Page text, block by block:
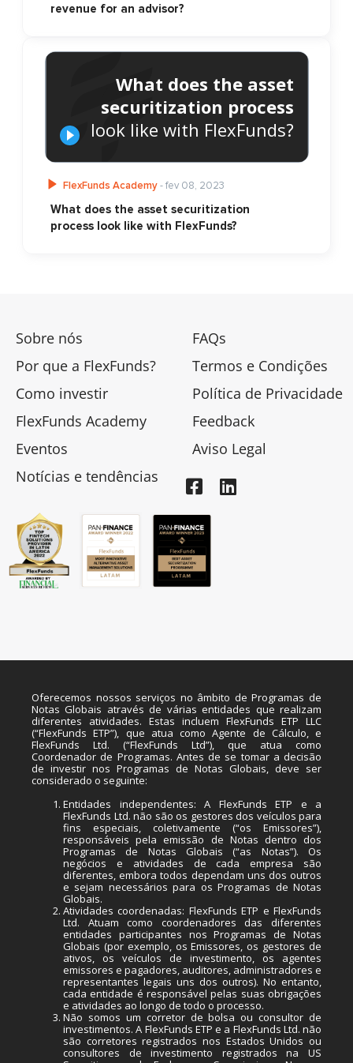
revenue for an advisor?
What does the asset
securitization process
look like with FlexFunds?
FlexFunds Academy- fev 08, 2023
What does the asset securitization
process look like with FlexFunds?
Sobre nós
Por que a FlexFunds?
Como investir
FlexFunds Academy
Eventos
Notícias e tendências
FAQs
Termos e Condições
Política de Privacidade
Feedback
Aviso Legal
Oferecemos nossos serviços no âmbito de Programas de
Notas Globais através de várias entidades que realizam
diferentes atividades. Estas incluem FlexFunds ETP LLC
(“FlexFunds ETP”), que atua como Agente de Cálculo, e
FlexFunds Ltd. (“FlexFunds Ltd”), que atua como
Coordenador de Programas. Antes de se tomar a decisão
de investir nos Programas de Notas Globais, deve ser
considerado o seguinte:
Entidades independentes: A FlexFunds ETP e a
FlexFunds Ltd. não são os gestores dos veículos para
fins especiais, coletivamente (“os Emissores”),
responsáveis pela emissão de Notas dentro dos
Programas de Notas Globais (“as Notas”). Os
negócios e atividades de cada empresa são
diferentes, embora todos dependam uns dos outros
e sejam necessários para os Programas de Notas
Globais.
Atividades coordenadas: FlexFunds ETP e FlexFunds
Ltd. Atuam como coordenadores das diferentes
entidades participantes nos Programas de Notas
Globais (por exemplo, os Emissores, os gestores de
ativos, os veículos de investimento, os agentes
emissores e pagadores, auditores, administradores e
representantes legais uns dos outros). No entanto,
cada entidade é responsável pelas suas obrigações
e atividades ao longo de todo o processo.
Não somos um corretor de bolsa ou consultor de
investimentos. A FlexFunds ETP e a FlexFunds Ltd. não
são corretores registrados nos Estados Unidos ou
consultores de investimento registrados na US